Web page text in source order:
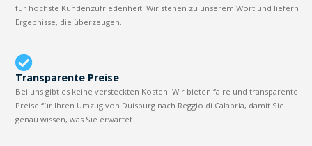
für höchste Kundenzufriedenheit. Wir stehen zu unserem Wort und liefern
Ergebnisse, die überzeugen.
Transparente Preise
Bei uns gibt es keine versteckten Kosten. Wir bieten faire und transparente
Preise für Ihren Umzug von Duisburg nach Reggio di Calabria, damit Sie
genau wissen, was Sie erwartet.